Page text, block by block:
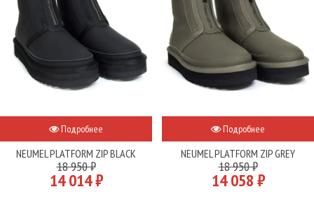
Подробнее
NEUMEL PLATFORM ZIP BLACK
18 950 ₽
14 014 ₽
Подробнее
NEUMEL PLATFORM ZIP GREY
18 950 ₽
14 058 ₽